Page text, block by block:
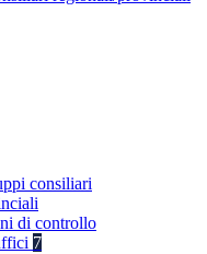
consiliari
di controllo
7